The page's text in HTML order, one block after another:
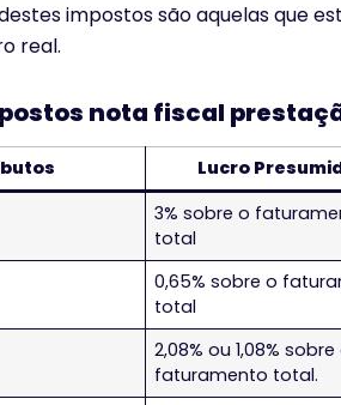
impostos são aquelas que
real.
nota fiscal
Lucro
3% sobre o
total
0,65% sobre o
total
2,08% ou 1,08% sobre
faturamento total.